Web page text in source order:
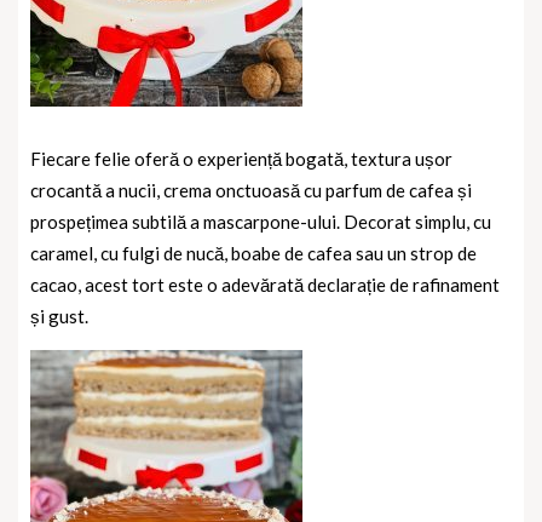
Fiecare felie oferă o experiență bogată, textura ușor
crocantă a nucii, crema onctuoasă cu parfum de cafea și
prospețimea subtilă a mascarpone-ului. Decorat simplu, cu
caramel, cu fulgi de nucă, boabe de cafea sau un strop de
cacao, acest tort este o adevărată declarație de rafinament
și gust.